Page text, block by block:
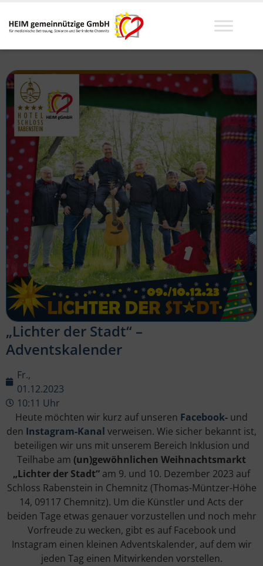
„Lichter der Stadt“ –
Adventskalender
Fr.,
01.12.2023
10:11 Uhr
Heute möchten wir kurz auf unseren Facebook- und
den Instagram-Kanal verweisen. Wie sicher bekannt ist,
beteiligen wir uns mit unserem Bereich Inklusion und
Teilhabe am (un)gewöhnlichen Weihnachtsmarkt
„Lichter der Stadt“ am 9. und 10. Dezember 2023 auf
Schloss Rabenstein in Chemnitz (Thomas-Müntzer-Höhe
14, 09117 Chemnitz). Um die Künstler und Acts der
beiden Tage etwas genauer vorzustellen und noch mehr
Vorfreude zu wecken, gibt es auf Facebook und
Instagram einen kleinen Adventskalender, auf dem wir
jeden Tag einen Mitwirkenden vorstellen.